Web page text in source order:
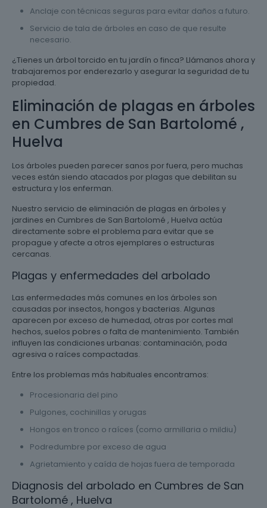
Anclaje con técnicas seguras para evitar daños a futuro.
Servicio de tala de árboles en caso de que resulte
necesario.
¿Tienes un árbol torcido en tu jardín o finca? Llámanos ahora y
trabajaremos por enderezarlo y asegurar la seguridad de tu
propiedad.
Eliminación de plagas en árboles
en Cumbres de San Bartolomé ,
Huelva
Los árboles pueden parecer sanos por fuera, pero muchas
veces están siendo atacados por plagas que debilitan su
estructura y los enferman.
Nuestro servicio de eliminación de plagas en árboles y
jardines en Cumbres de San Bartolomé , Huelva actúa
directamente sobre el problema para evitar que se
propague y afecte a otros ejemplares o estructuras
cercanas.
Plagas y enfermedades del arbolado
Las enfermedades más comunes en los árboles son
causadas por insectos, hongos y bacterias. Algunas
aparecen por exceso de humedad, otras por cortes mal
hechos, suelos pobres o falta de mantenimiento. También
influyen las condiciones urbanas: contaminación, poda
agresiva o raíces compactadas.
Entre los problemas más habituales encontramos:
Procesionaria del pino
Pulgones, cochinillas y orugas
Hongos en tronco o raíces (como armillaria o mildiu)
Podredumbre por exceso de agua
Agrietamiento y caída de hojas fuera de temporada
Diagnosis del arbolado en Cumbres de San
Bartolomé , Huelva